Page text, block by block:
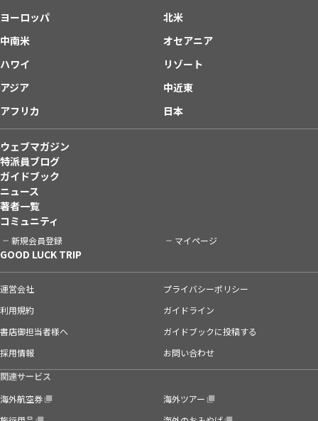
ヨーロッパ
北米
中南米
オセアニア
ハワイ
リゾート
アジア
中近東
アフリカ
日本
ウェブマガジン
特派員ブログ
ガイドブック
ニュース
著者一覧
コミュニティ
新規会員登録 マイページ
GOOD LUCK TRIP
運営会社
プライバシーポリシー
利用規約
ガイドライン
書店御担当者様へ
ガイドブックに投稿する
採用情報
お問い合わせ
関連サービス
海外航空券
海外ツアー